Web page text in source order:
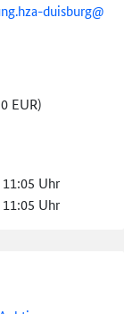
duisburg@
EUR)
Uhr
Uhr